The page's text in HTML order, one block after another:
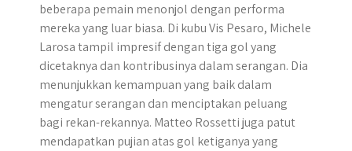
beberapa pemain menonjol dengan performa
mereka yang luar biasa. Di kubu Vis Pesaro, Michele
Larosa tampil impresif dengan tiga gol yang
dicetaknya dan kontribusinya dalam serangan. Dia
menunjukkan kemampuan yang baik dalam
mengatur serangan dan menciptakan peluang
bagi rekan-rekannya. Matteo Rossetti juga patut
mendapatkan pujian atas gol ketiganya yang